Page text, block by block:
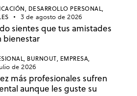
DESARROLLO PERSONAL,
3 de agosto de 2026
sientes que tus amistades
bienestar
BURNOUT, EMPRESA,
de 2026
más profesionales sufren
aunque les guste su